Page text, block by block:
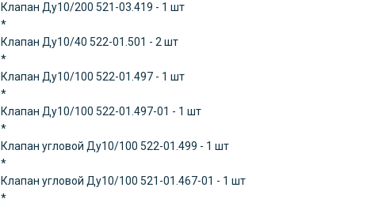
Клапан Ду10/200 521-03.419 - 1 шт
*
Клапан Ду10/40 522-01.501 - 2 шт
*
Клапан Ду10/100 522-01.497 - 1 шт
*
Клапан Ду10/100 522-01.497-01 - 1 шт
*
Клапан угловой Ду10/100 522-01.499 - 1 шт
*
Клапан угловой Ду10/100 521-01.467-01 - 1 шт
*